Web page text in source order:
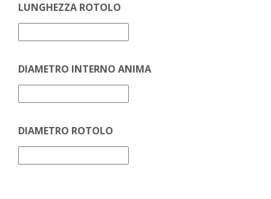
LUNGHEZZA ROTOLO
DIAMETRO INTERNO ANIMA
DIAMETRO ROTOLO